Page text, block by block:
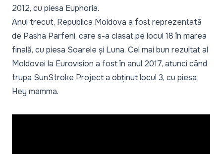
2012, cu piesa Euphoria.
Anul trecut, Republica Moldova a fost reprezentată
de Pasha Parfeni, care s-a clasat pe locul 18 în marea
finală, cu piesa Soarele și Luna. Cel mai bun rezultat al
Moldovei la Eurovision a fost în anul 2017, atunci când
trupa SunStroke Project a obținut locul 3, cu piesa
Hey mamma.